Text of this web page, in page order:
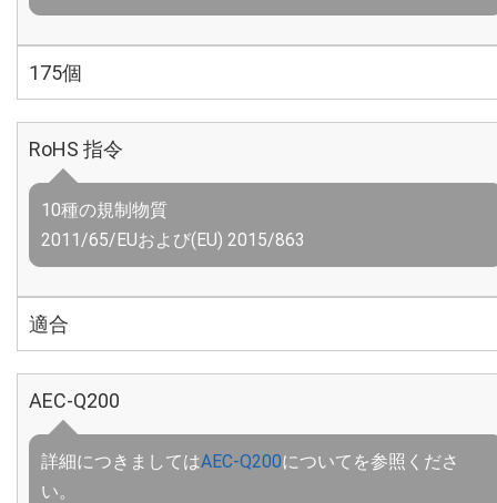
175個
RoHS 指令
10種の規制物質
2011/65/EUおよび(EU) 2015/863
適合
AEC-Q200
詳細につきましてはAEC-Q200についてを参照くださ
い。